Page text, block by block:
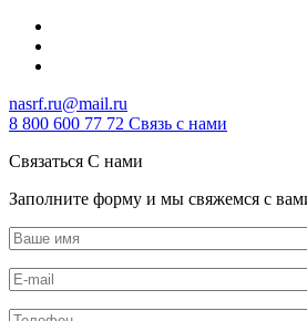
nasrf.ru@mail.ru
8 800 600 77 72 Связь с нами
Связаться С нами
Заполните форму и мы свяжемся с